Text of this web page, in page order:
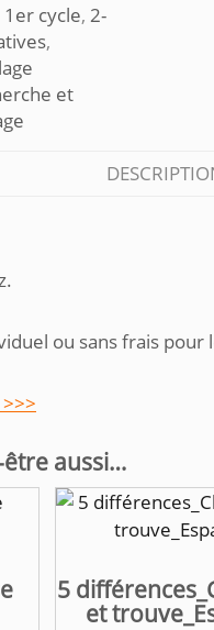
1er cycle, 2-
,
et
ou sans frais pour
aussi…
5
et